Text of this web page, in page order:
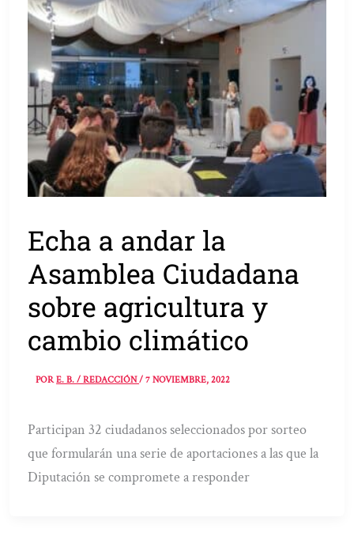
Echa a andar la
Asamblea Ciudadana
sobre agricultura y
cambio climático
PORE. B. / REDACCIÓN/7 NOVIEMBRE, 2022
Participan 32 ciudadanos seleccionados por sorteo
que formularán una serie de aportaciones a las que la
Diputación se compromete a responder